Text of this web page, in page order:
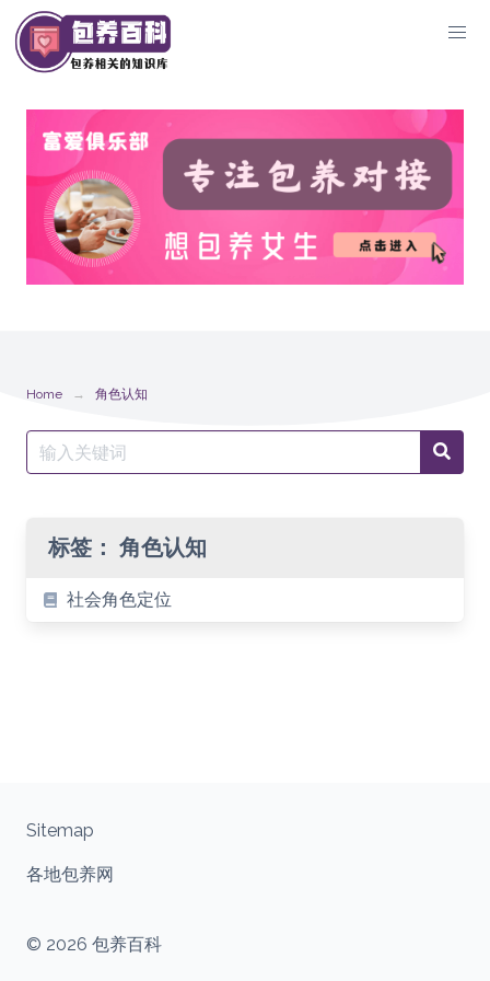
Skip
to
content
Home 角色认知
Search
for:
标签： 角色认知
社会角色定位
© 2026 包养百科
Sitemap
各地包养网